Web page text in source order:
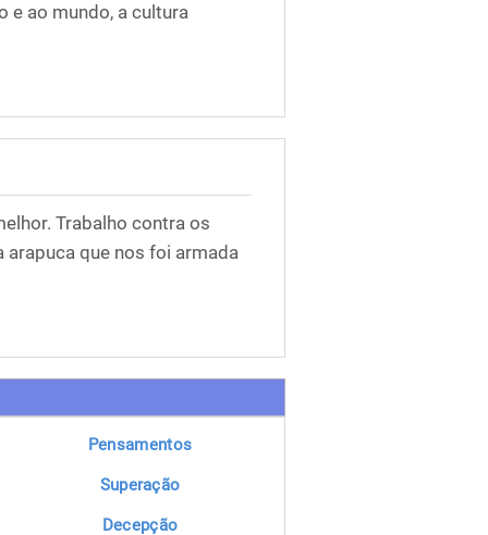
e ao mundo, a cultura
Trabalho contra os
que nos foi armada
Pensamentos
Superação
Decepção